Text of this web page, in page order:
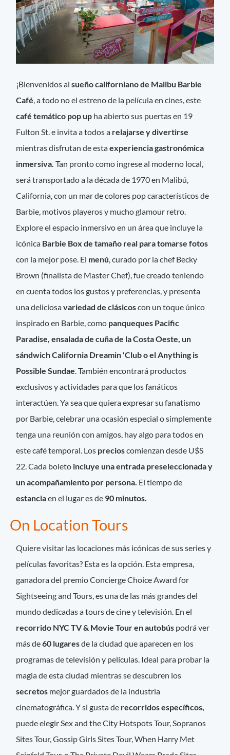
¡Bienvenidos alsueño californiano de Malibu Barbie
Café, a todo no el estreno de la película en cines, este
café temático pop up ha abierto sus puertas en 19
Fulton St. e invita a todos a relajarse y divertirse
mientras disfrutan de estaexperiencia gastronómica
inmersiva. Tan pronto como ingrese al moderno local,
será transportado a la década de 1970 en Malibú,
California, con un mar de colores pop característicos de
Barbie, motivos playeros y mucho glamour retro.
Explore el espacio inmersivo en un área que incluye la
icónica Barbie Box de tamaño real para tomarse fotos
con la mejor pose. El menú, curado por la chef Becky
Brown (finalista de Master Chef), fue creado teniendo
en cuenta todos los gustos y preferencias, y presenta
una deliciosavariedad de clásicoscon un toque único
inspirado en Barbie, como panqueques Pacific
Paradise, ensalada de cuña de la Costa Oeste, un
sándwich California Dreamin 'Club o el Anything is
Possible Sundae. También encontrará productos
exclusivos y actividades para que los fanáticos
interactúen. Ya sea que quiera expresar su fanatismo
por Barbie, celebrar una ocasión especial o simplemente
tenga una reunión con amigos, hay algo para todos en
este café temporal. Los precioscomienzan desde U$S
22. Cada boleto incluye una entrada preseleccionada y
un acompañamiento por persona. El tiempo de
estanciaen el lugar es de 90 minutos.
On Location Tours
Quiere visitar las locaciones más icónicas de sus series y
películas favoritas? Esta es la opción. Esta empresa,
ganadora del premio Concierge Choice Award for
Sightseeing and Tours, es una de las más grandes del
mundo dedicadas a tours de cine y televisión. En el
recorrido NYC TV & Movie Tour en autobús podrá ver
más de60 lugaresde la ciudad que aparecen en los
programas de televisión y películas. Ideal para probar la
magia de esta ciudad mientras se descubren los
secretos mejor guardados de la industria
cinematográfica. Y si gusta de recorridos específicos,
puede elegir Sex and the City Hotspots Tour, Sopranos
Sites Tour, Gossip Girls Sites Tour, When Harry Met